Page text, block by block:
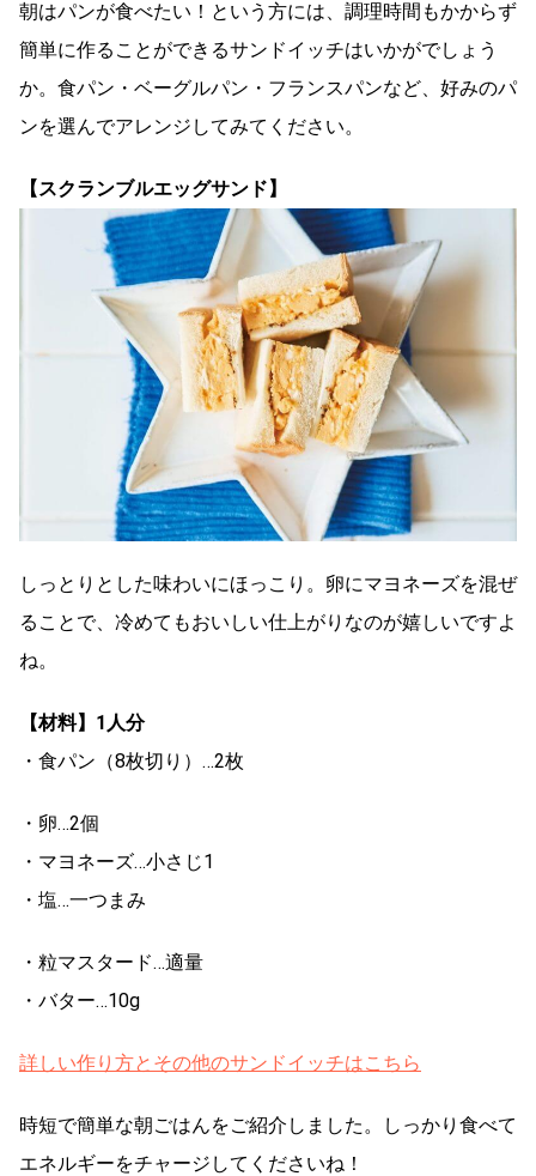
朝はパンが食べたい！という方には、調理時間もかからず
簡単に作ることができるサンドイッチはいかがでしょう
か。食パン・ベーグルパン・フランスパンなど、好みのパ
ンを選んでアレンジしてみてください。
【スクランブルエッグサンド】
しっとりとした味わいにほっこり。卵にマヨネーズを混ぜ
ることで、冷めてもおいしい仕上がりなのが嬉しいですよ
ね。
【材料】1人分
・食パン（8枚切り）…2枚
・卵…2個
・マヨネーズ…小さじ1
・塩…一つまみ
・粒マスタード…適量
・バター…10g
詳しい作り方とその他のサンドイッチはこちら
時短で簡単な朝ごはんをご紹介しました。しっかり食べて
エネルギーをチャージしてくださいね！